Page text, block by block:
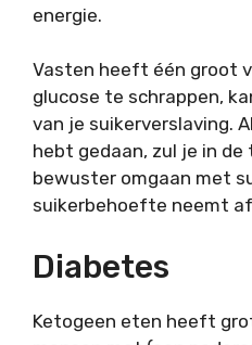
energie.
Vasten heeft één groot
glucose te schrappen,
van je suikerverslaving.
hebt gedaan, zul je in
bewuster omgaan met
suikerbehoefte neemt
Diabetes
Ketogeen eten heeft